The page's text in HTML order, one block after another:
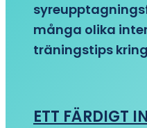
många olika
träningstips
ETT FÄRDIGT